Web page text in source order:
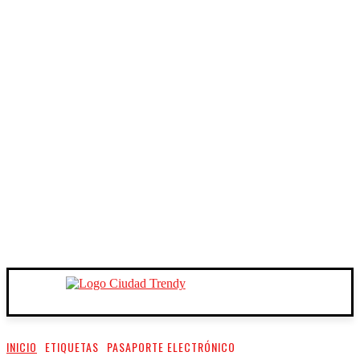
INICIO ETIQUETAS PASAPORTE ELECTRÓNICO